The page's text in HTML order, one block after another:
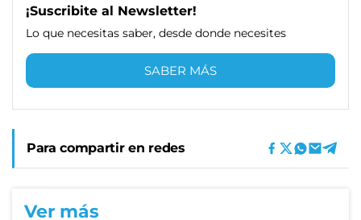
¡Suscribite al Newsletter!
Lo que necesitas saber, desde donde necesites
SABER MÁS
Para compartir en redes
Ver más